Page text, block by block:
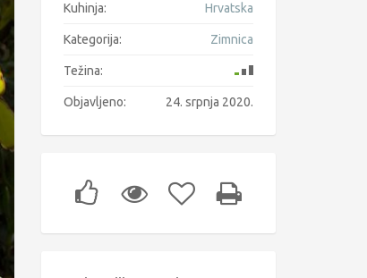
Kuhinja: Hrvatska
Kategorija: Zimnica
Težina:
Objavljeno: 24. srpnja 2020.